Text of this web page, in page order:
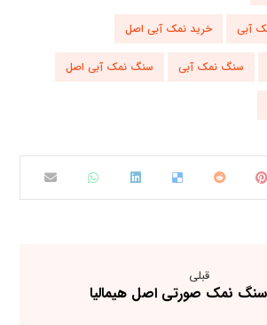
آبی خرید نمک آبی اصل
سنگ نمک آبی سنگ نمک آبی اصل
قبلی
نمک صورتی اصل هیمالیا